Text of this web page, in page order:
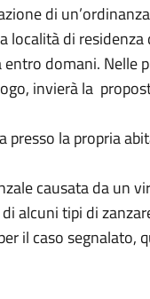
di
di residenza
domani. Nelle
invierà la
la propria
causata da un
alcuni tipi di
il caso segnalato,